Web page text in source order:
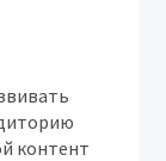
контент